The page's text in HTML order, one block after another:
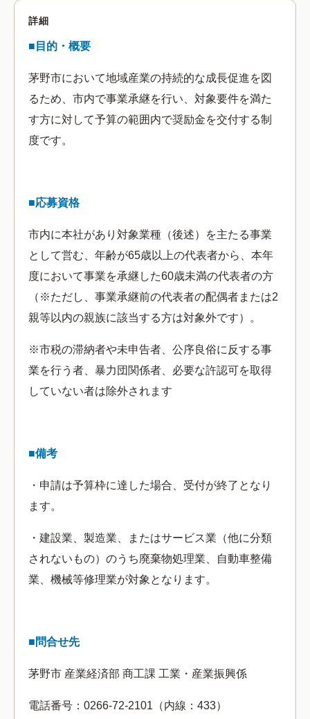
詳細
■目的・概要
茅野市において地域産業の持続的な成長促進を図
るため、市内で事業承継を行い、対象要件を満た
す方に対して予算の範囲内で奨励金を交付する制
度です。
■応募資格
市内に本社があり対象業種（後述）を主たる事業
として営む、年齢が65歳以上の代表者から、本年
度において事業を承継した60歳未満の代表者の方
（※ただし、事業承継前の代表者の配偶者または2
親等以内の親族に該当する方は対象外です）。
※市税の滞納者や未申告者、公序良俗に反する事
業を行う者、暴力団関係者、必要な許認可を取得
していない者は除外されます
■備考
・申請は予算枠に達した場合、受付が終了となり
ます。
・建設業、製造業、またはサービス業（他に分類
されないもの）のうち廃棄物処理業、自動車整備
業、機械等修理業が対象となります。
■問合せ先
茅野市 産業経済部 商工課 工業・産業振興係
電話番号：0266-72-2101（内線：433）